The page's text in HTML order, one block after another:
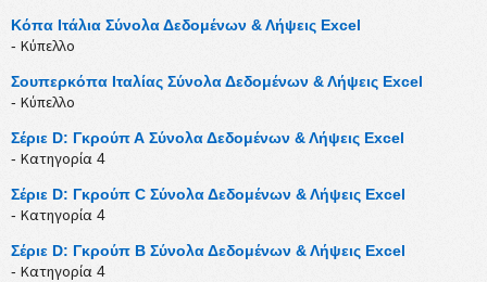
Κόπα Ιτάλια Σύνολα Δεδομένων & Λήψεις Excel
- Κύπελλο
Σουπερκόπα Ιταλίας Σύνολα Δεδομένων & Λήψεις Excel
- Κύπελλο
Σέριε D: Γκρούπ Α Σύνολα Δεδομένων & Λήψεις Excel
- Κατηγορία 4
Σέριε D: Γκρούπ C Σύνολα Δεδομένων & Λήψεις Excel
- Κατηγορία 4
Σέριε D: Γκρούπ B Σύνολα Δεδομένων & Λήψεις Excel
- Κατηγορία 4